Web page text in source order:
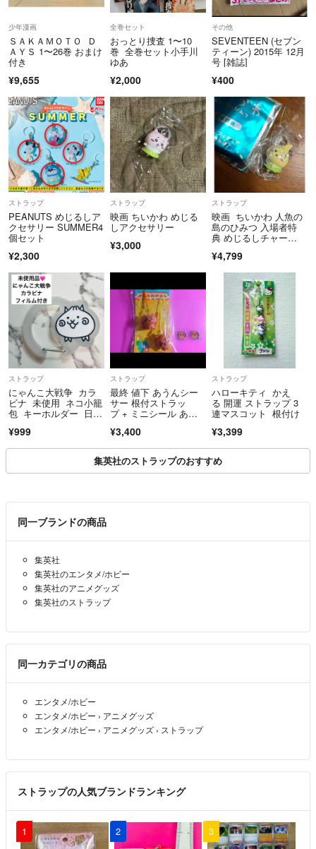
少年漫画
ＳＡＫＡＭＯＴＯ Ｄ
ＡＹＳ 1〜26巻 おまけ
付き
¥9,655
全巻セット
おっとり捜査 1〜10
巻 全巻セット小手川
ゆあ
¥2,000
その他
SEVENTEEN (セブン
ティーン) 2015年 12月
号 [雑誌]
¥400
ストラップ
PEANUTS めじるしア
クセサリー SUMMER4
個セット
¥2,300
ストラップ
映画 ちいかわ めじる
しアクセサリー
¥3,000
ストラップ
映画 ちいかわ 人魚の
島のひみつ 入場者特
典 めじるしチャー
¥4,799
ストラップ
にゃんこ大戦争 カラ
ビナ 未使用 ネコ小籠
包 キーホルダー 日
¥999
ストラップ
最終 値下 あうんシー
サー 根付ストラッ
プ + ミニシール あう
¥3,400
ストラップ
ハローキティ かえ
る 開運 ストラップ 3
連マスコット 根付け
¥3,399
集英社のストラップのおすすめ
同一ブランドの商品
集英社
集英社のエンタメ/ホビー
集英社のアニメグッズ
集英社のストラップ
同一カテゴリの商品
エンタメ/ホビー
エンタメ/ホビー › アニメグッズ
エンタメ/ホビー › アニメグッズ › ストラップ
ストラップの人気ブランドランキング
1 2 3